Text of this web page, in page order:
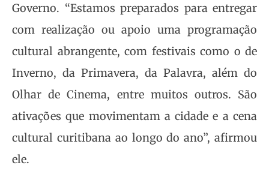
Governo. “Estamos preparados para entregar
com realização ou apoio uma programação
cultural abrangente, com festivais como o de
Inverno, da Primavera, da Palavra, além do
Olhar de Cinema, entre muitos outros. São
ativações que movimentam a cidade e a cena
cultural curitibana ao longo do ano”, afirmou
ele.